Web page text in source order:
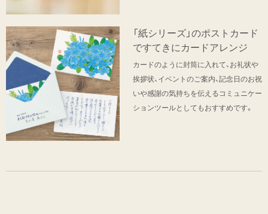
「紙シリーズ」のポストカード
ですてきにカードアレンジ
カードのように封筒に入れて、お礼状や
挨拶状、イベントのご案内、記念日のお祝
いや感謝の気持ちを伝えるコミュニケー
ションツールとしてもおすすめです。